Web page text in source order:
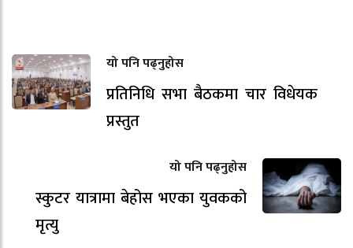
यो पनि पढ्नुहोस
प्रतिनिधि सभा बैठकमा चार विधेयक
प्रस्तुत
यो पनि पढ्नुहोस
स्कुटर यात्रामा बेहोस भएका युवकको
मृत्यु